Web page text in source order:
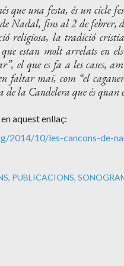
que una festa, és un cicle
Nadal, fins al 2 de febrer,
religiosa, la tradició
que estan molt arrelats en
el que es fa a les cases,
faltar mai, com “el
de la Candelera que és quan
aquest enllaç:
2014/10/les-cancons-de-
PUBLICACIONS